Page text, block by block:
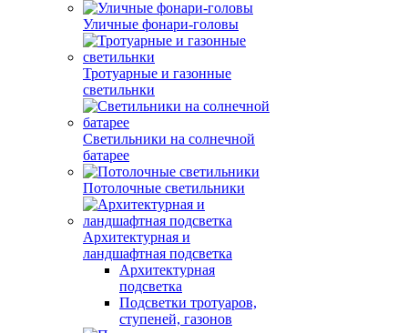
Уличные фонари-головы
Тротуарные и газонные
светильнки
Светильники на солнечной
батарее
Потолочные светильники
Архитектурная и
ландшафтная подсветка
Архитектурная
подсветка
Подсветки тротуаров,
ступеней, газонов